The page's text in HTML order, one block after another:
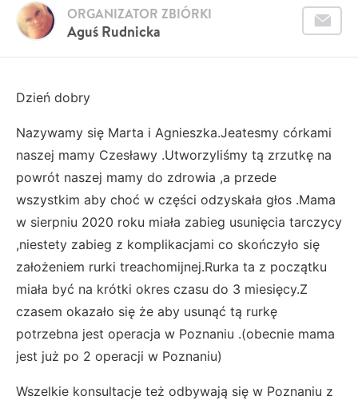
Aguś Rudnicka
ORGANIZATOR ZBIÓRKI
Dzień dobry
Nazywamy się Marta i Agnieszka.Jeatesmy córkami
naszej mamy Czesławy .Utworzyliśmy tą zrzutkę na
powrót naszej mamy do zdrowia ,a przede
wszystkim aby choć w części odzyskała głos .Mama
w sierpniu 2020 roku miała zabieg usunięcia tarczycy
,niestety zabieg z komplikacjami co skończyło się
założeniem rurki treachomijnej.Rurka ta z początku
miała być na krótki okres czasu do 3 miesięcy.Z
czasem okazało się że aby usunąć tą rurkę
potrzebna jest operacja w Poznaniu .(obecnie mama
jest już po 2 operacji w Poznaniu)
Wszelkie konsultacje też odbywają się w Poznaniu z